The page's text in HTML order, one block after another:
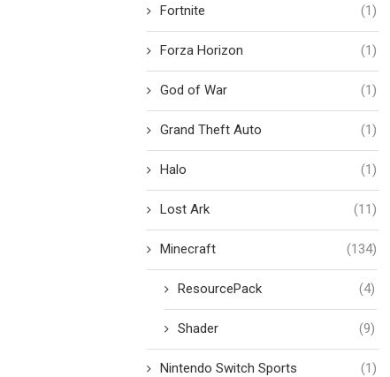
Fortnite (1)
Forza Horizon (1)
God of War (1)
Grand Theft Auto (1)
Halo (1)
Lost Ark (11)
Minecraft (134)
ResourcePack (4)
Shader (9)
Nintendo Switch Sports (1)